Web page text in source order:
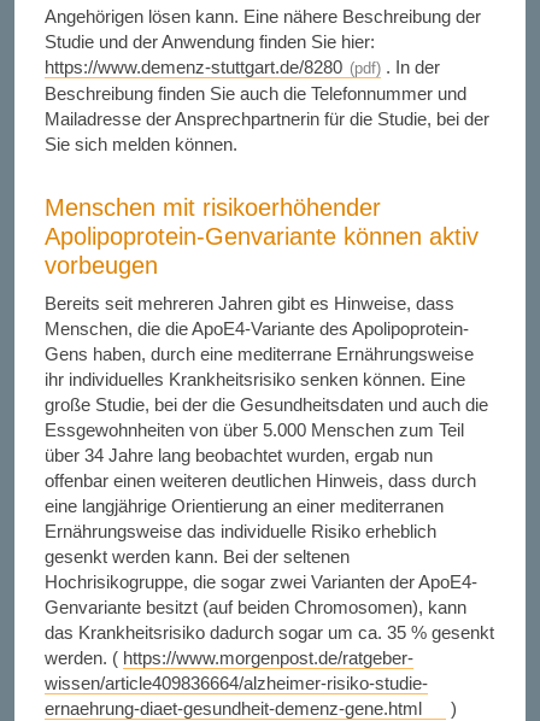
Angehörigen lösen kann. Eine nähere Beschreibung der
Studie und der Anwendung finden Sie hier:
https://www.demenz-stuttgart.de/8280
. In der
Beschreibung finden Sie auch die Telefonnummer und
Mailadresse der Ansprechpartnerin für die Studie, bei der
Sie sich melden können.
Menschen mit risikoerhöhender
Apolipoprotein-Genvariante können aktiv
vorbeugen
Bereits seit mehreren Jahren gibt es Hinweise, dass
Menschen, die die ApoE4-Variante des Apolipoprotein-
Gens haben, durch eine mediterrane Ernährungsweise
ihr individuelles Krankheitsrisiko senken können. Eine
große Studie, bei der die Gesundheitsdaten und auch die
Essgewohnheiten von über 5.000 Menschen zum Teil
über 34 Jahre lang beobachtet wurden, ergab nun
offenbar einen weiteren deutlichen Hinweis, dass durch
eine langjährige Orientierung an einer mediterranen
Ernährungsweise das individuelle Risiko erheblich
gesenkt werden kann. Bei der seltenen
Hochrisikogruppe, die sogar zwei Varianten der ApoE4-
Genvariante besitzt (auf beiden Chromosomen), kann
das Krankheitsrisiko dadurch sogar um ca. 35 % gesenkt
werden. ( https://www.morgenpost.de/ratgeber-
wissen/article409836664/alzheimer-risiko-studie-
ernaehrung-diaet-gesundheit-demenz-gene.html
)